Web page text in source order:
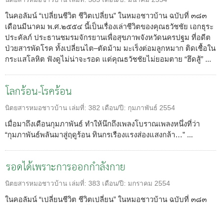
ในคอลัมน์ “เปลี่ยนชีวิต ชีวิตเปลี่ยน” ในหมอชาวบ้าน ฉบับที่ ๓๘๓
เดือนมีนาคม พ.ศ.๒๕๕๔ นี้เป็นเรื่องเล่าชีวิตของคุณธวัชชัย เอกธุระ
ประคัลภ์ ประธานชมรมจักรยานเพื่อสุขภาพจังหวัดนครปฐม ที่อดีต
ป่วยสารพัดโรค ทั้งเปลี่ยนไต–ตัดม้าม มะเร็งต่อมลูกหมาก ติดเชื้อใน
กระแสโลหิต ฟังดูไม่น่าจะรอด แต่คุณธวัชชัยไม่ยอมตาย “ฮึดสู้” ...
โลกร้อน-โรคร้อน
นิตยสารหมอชาวบ้าน เล่มที่: 382 เดือน/ปี: กุมภาพันธ์ 2554
เมื่อมาถึงเดือนกุมภาพันธ์ ทำให้นึกถึงเพลงโบราณเพลงหนึ่งที่ว่า
“กุมภาพันธ์พลันมาสู่ฤดูร้อน ทินกรเรืองแรงส่องแสงกล้า…” ...
รอดได้เพราะการออกกำลังกาย
นิตยสารหมอชาวบ้าน เล่มที่: 383 เดือน/ปี: มกราคม 2554
ในคอลัมน์ “เปลี่ยนชีวิต ชีวิตเปลี่ยน” ในหมอชาวบ้าน ฉบับที่ ๓๘๓